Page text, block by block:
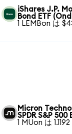
iShares J.P.
Bond ETF
1 LEMBon は
Micron
SPDR S&P
1 MUon は